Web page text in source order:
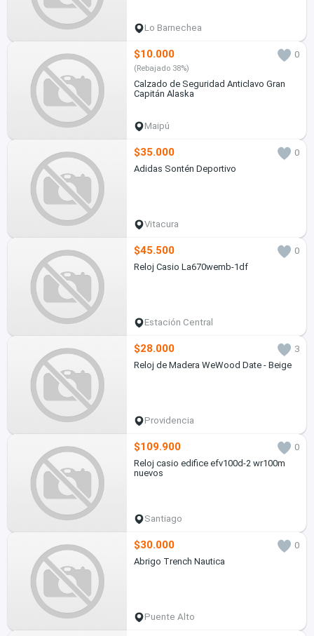
Lo Barnechea
$10.000 0
(Rebajado 38%)
Calzado de Seguridad Anticlavo Gran
Capitán Alaska
Maipú
$35.000
0
Adidas Sontén Deportivo
Vitacura
$45.500
0
Reloj Casio La670wemb-1df
Estación Central
$28.000
3
Reloj de Madera WeWood Date - Beige
Providencia
$109.900
0
Reloj casio edifice efv100d-2 wr100m
nuevos
Santiago
$30.000
0
Abrigo Trench Nautica
Puente Alto